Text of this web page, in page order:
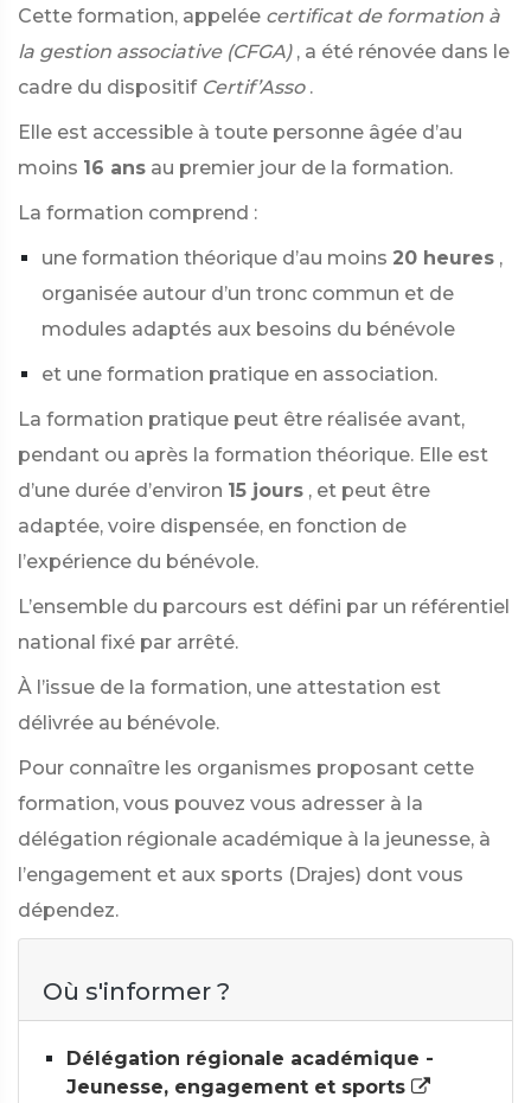
Cette formation, appelée certificat de formation à
la gestion associative (CFGA) , a été rénovée dans le
cadre du dispositif Certif’Asso .
Elle est accessible à toute personne âgée d’au
moins 16 ans au premier jour de la formation.
La formation comprend :
une formation théorique d’au moins 20 heures ,
organisée autour d’un tronc commun et de
modules adaptés aux besoins du bénévole
et une formation pratique en association.
La formation pratique peut être réalisée avant,
pendant ou après la formation théorique. Elle est
d’une durée d’environ 15 jours , et peut être
adaptée, voire dispensée, en fonction de
l’expérience du bénévole.
L’ensemble du parcours est défini par un référentiel
national fixé par arrêté.
À l’issue de la formation, une attestation est
délivrée au bénévole.
Pour connaître les organismes proposant cette
formation, vous pouvez vous adresser à la
délégation régionale académique à la jeunesse, à
l’engagement et aux sports (Drajes) dont vous
dépendez.
Où s'informer ?
Délégation régionale académique -
Jeunesse, engagement et sports